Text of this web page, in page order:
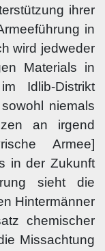
ihrer
in
wird jedweder
Materials in
Idlib-Distrikt
niemals
an irgend
Armee]
in der Zukunft
sieht die
Hintermänner
chemischer
Missachtung